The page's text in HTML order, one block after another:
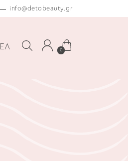
info@detobeauty.gr
ΕΛ 0